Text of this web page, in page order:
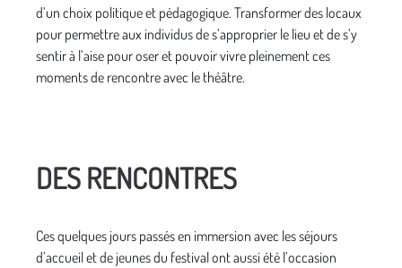
d’un choix politique et pédagogique. Transformer des locaux
pour permettre aux individus de s’approprier le lieu et de s’y
sentir à l’aise pour oser et pouvoir vivre pleinement ces
moments de rencontre avec le théâtre.
DES RENCONTRES
Ces quelques jours passés en immersion avec les séjours
d’accueil et de jeunes du festival ont aussi été l’occasion